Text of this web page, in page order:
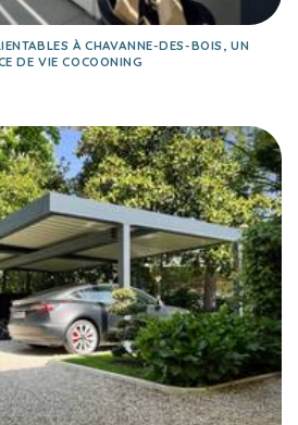
À CHAVANNE-DES-BOIS, UN
DE VIE COCOONING